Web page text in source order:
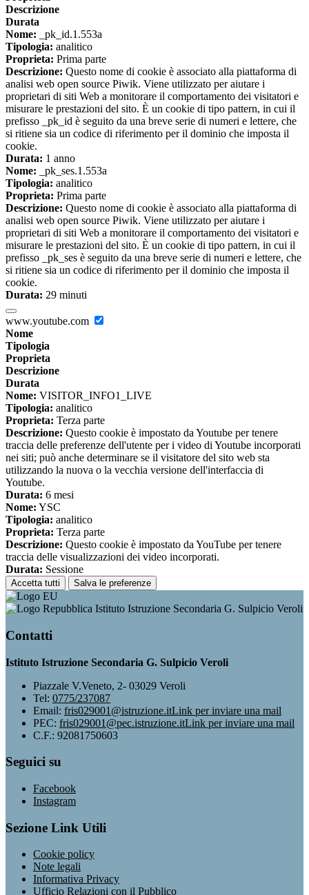
Descrizione
Durata
Nome: _pk_id.1.553a
Tipologia: analitico
Proprieta: Prima parte
Descrizione: Questo nome di cookie è associato alla piattaforma di
analisi web open source Piwik. Viene utilizzato per aiutare i
proprietari di siti Web a monitorare il comportamento dei visitatori e
misurare le prestazioni del sito. È un cookie di tipo pattern, in cui il
prefisso _pk_id è seguito da una breve serie di numeri e lettere, che
si ritiene sia un codice di riferimento per il dominio che imposta il
cookie.
Durata: 1 anno
Nome: _pk_ses.1.553a
Tipologia: analitico
Proprieta: Prima parte
Descrizione: Questo nome di cookie è associato alla piattaforma di
analisi web open source Piwik. Viene utilizzato per aiutare i
proprietari di siti Web a monitorare il comportamento dei visitatori e
misurare le prestazioni del sito. È un cookie di tipo pattern, in cui il
prefisso _pk_ses è seguito da una breve serie di numeri e lettere, che
si ritiene sia un codice di riferimento per il dominio che imposta il
cookie.
Durata: 29 minuti
www.youtube.com
Nome
Tipologia
Proprieta
Descrizione
Durata
Nome: VISITOR_INFO1_LIVE
Tipologia: analitico
Proprieta: Terza parte
Descrizione: Questo cookie è impostato da Youtube per tenere
traccia delle preferenze dell'utente per i video di Youtube incorporati
nei siti; può anche determinare se il visitatore del sito web sta
utilizzando la nuova o la vecchia versione dell'interfaccia di
Youtube.
Durata: 6 mesi
Nome: YSC
Tipologia: analitico
Proprieta: Terza parte
Descrizione: Questo cookie è impostato da YouTube per tenere
traccia delle visualizzazioni dei video incorporati.
Durata: Sessione
Accetta tutti Salva le preferenze
Istituto Istruzione Secondaria G. Sulpicio Veroli
Contatti
Istituto Istruzione Secondaria G. Sulpicio Veroli
Piazzale V.Veneto, 2- 03029 Veroli
Tel: 0775/237087
Email: fris029001@istruzione.itLink per inviare una mail
PEC: fris029001@pec.istruzione.itLink per inviare una mail
C.F.: 92081750603
Seguici su
Facebook
Instagram
Sezione Link Utili
Cookie policy
Note legali
Informativa Privacy
Ufficio Relazioni con il Pubblico